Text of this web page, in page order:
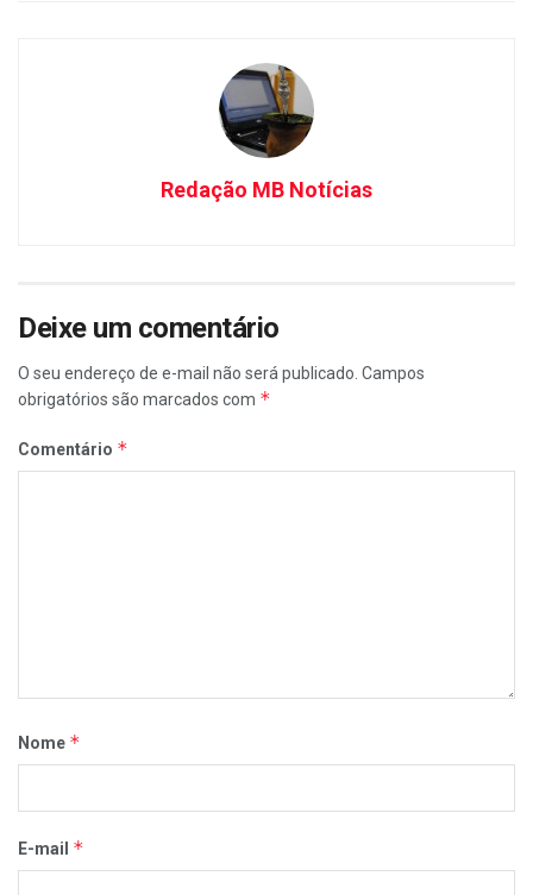
Redação MB Notícias
Deixe um comentário
O seu endereço de e-mail não será publicado. Campos
obrigatórios são marcados com *
Comentário *
Nome *
E-mail *